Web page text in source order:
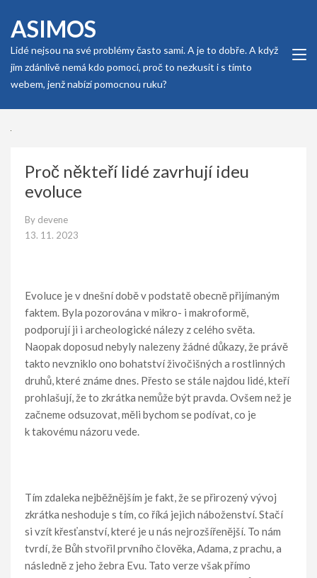
content
Enter)
ASIMOS
Lidé nejsou na své problémy často sami. A je to dobře. A když
jim zdánlivě nemá kdo pomoci, proč to nezkusit i s tímto
webem, jenž nabízí pomocnou ruku?
Proč někteří lidé zavrhují ideu
evoluce
By devene
13. 11. 2023
Evoluce je v dnešní době v podstatě obecně přijímaným
faktem. Byla pozorována v mikro- i makroformě,
podporují ji i archeologické nálezy z celého světa.
Naopak doposud nebyly nalezeny žádné důkazy, že právě
takto nevzniklo ono bohatství živočišných a rostlinných
druhů, které známe dnes. Přesto se stále najdou lidé, kteří
prohlašují, že to zkrátka nemůže být pravda. Ovšem než je
začneme odsuzovat, měli bychom se podívat, co je
k takovému názoru vede.
Tím zdaleka nejběžnějším je fakt, že se přirozený vývoj
zkrátka neshoduje s tím, co říká jejich náboženství. Stačí
si vzít křesťanství, které je u nás nejrozšířenější. To nám
tvrdí, že Bůh stvořil prvního člověka, Adama, z prachu, a
následně z jeho žebra Evu. Tato verze však přímo